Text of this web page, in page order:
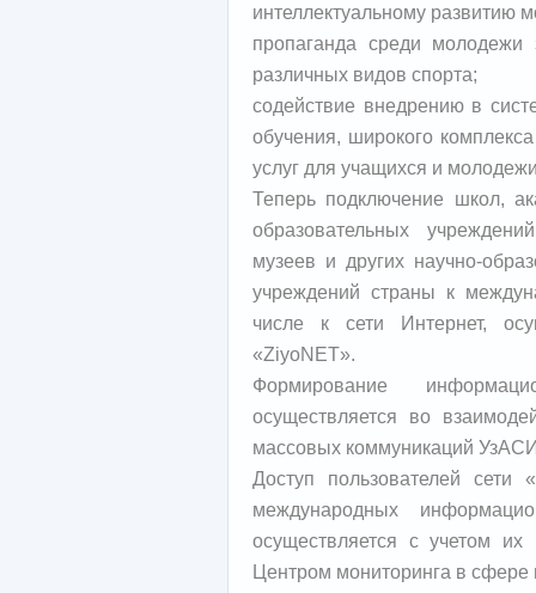
интеллектуальному развитию
пропаганда среди молодежи
различных видов спорта;
содействие внедрению в
обучения, широкого
услуг для учащихся и
Теперь подключение школ,
образовательных
музеев и других научно-
учреждений страны к
числе к сети Интернет,
«ZiyoNET».
Формирование
осуществляется во
массовых коммуникаций
Доступ пользователей
международных
осуществляется с учетом их
Центром мониторинга в